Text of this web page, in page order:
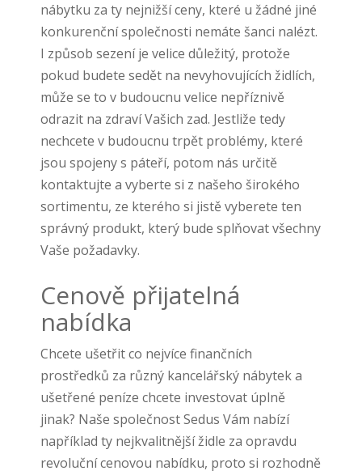
nábytku za ty nejnižší ceny, které u žádné jiné
konkurenční společnosti nemáte šanci nalézt.
I způsob sezení je velice důležitý, protože
pokud budete sedět na nevyhovujících židlích,
může se to v budoucnu velice nepříznivě
odrazit na zdraví Vašich zad. Jestliže tedy
nechcete v budoucnu trpět problémy, které
jsou spojeny s páteří, potom nás určitě
kontaktujte a vyberte si z našeho širokého
sortimentu, ze kterého si jistě vyberete ten
správný produkt, který bude splňovat všechny
Vaše požadavky.
Cenově přijatelná
nabídka
Chcete ušetřit co nejvíce finančních
prostředků za různý kancelářský nábytek a
ušetřené peníze chcete investovat úplně
jinak? Naše společnost Sedus Vám nabízí
například ty nejkvalitnější židle za opravdu
revoluční cenovou nabídku, proto si rozhodně